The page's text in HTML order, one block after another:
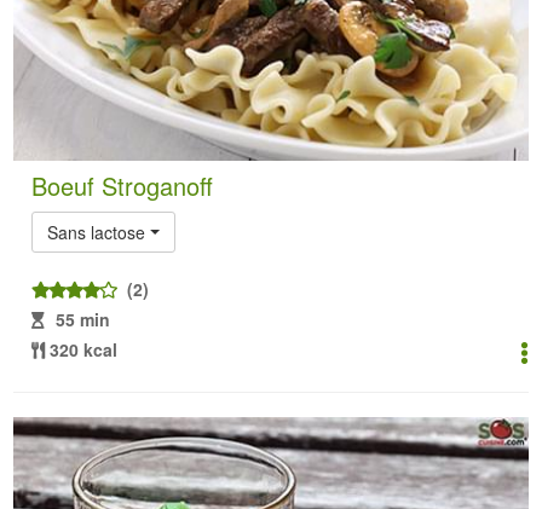
Boeuf Stroganoff
Sans lactose
(2)
55 min
320 kcal